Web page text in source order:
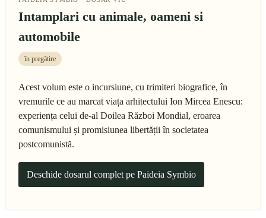
Intamplari cu animale, oameni si
automobile
în pregătire
Acest volum este o incursiune, cu trimiteri biografice, în
vremurile ce au marcat viața arhitectului Ion Mircea Enescu:
experiența celui de-al Doilea Război Mondial, eroarea
comunismului și promisiunea libertății în societatea
postcomunistă.
Deschide dosarul complet pe Paideia Symbio